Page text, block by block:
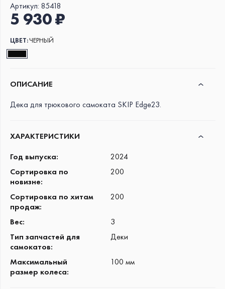
Артикул: 85418
5 930 ₽
ЦВЕТ:ЧЕРНЫЙ
ОПИСАНИЕ
Дека для трюкового самоката SKIP Edge23.
ХАРАКТЕРИСТИКИ
Год выпуска:
2024
Сортировка по
новизне:
200
Сортировка по хитам
продаж:
200
Вес:
3
Тип запчастей для
самокатов:
Деки
Максимальный
размер колеса:
100 мм